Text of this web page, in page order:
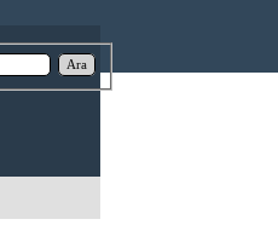
Ara